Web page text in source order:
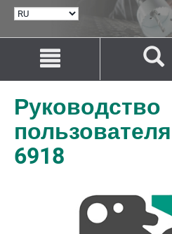
ВЫБРАТЬ
Перейти
содержанию
Перейти
навигации
Руководство
6918